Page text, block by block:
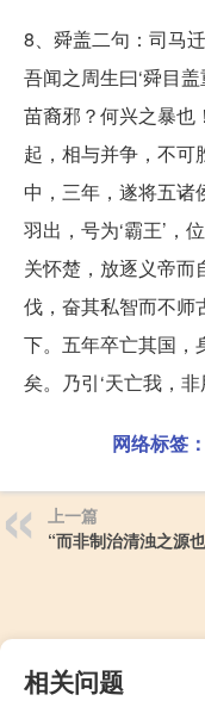
8、舜盖二句：司马
吾闻之周生曰‘舜目
苗裔邪？何兴之暴也
起，相与并争，不可
中，三年，遂将五诸
羽出，号为‘霸王’，
关怀楚，放逐义帝而
伐，奋其私智而不师
下。五年卒亡其国，
矣。乃引‘天亡我，非
网络标签：
上一篇
“而非制治清浊之源
相关问题